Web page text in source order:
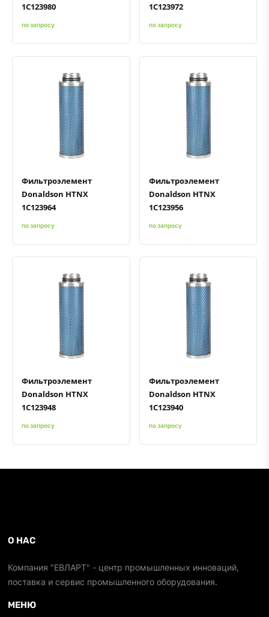
1C123980
по запросу
1C123972
по запросу
Быстрый просмотрДобавить к сравнению
Фильтроэлемент
Donaldson HTNX
1C123964
по запросу
Быстрый просмотрДобавить к сравнению
Фильтроэлемент
Donaldson HTNX
1C123956
по запросу
Быстрый просмотрДобавить к сравнению
Фильтроэлемент
Donaldson HTNX
1C123948
по запросу
Быстрый просмотрДобавить к сравнению
Фильтроэлемент
Donaldson HTNX
1C123940
по запросу
О НАС
Компания "ЕВЛАРТ" - центр промышленных инноваций,
поставка и сервис промышленного оборудования.
МЕНЮ